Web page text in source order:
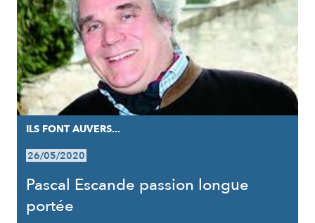
ILS FONT AUVERS...
26/05/2020
Pascal Escande passion longue
portée